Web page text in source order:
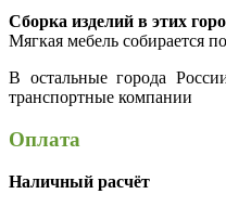
Сборка изделий в этих
Мягкая мебель собирается
В остальные города
транспортные компании
Оплата
Наличный расчёт